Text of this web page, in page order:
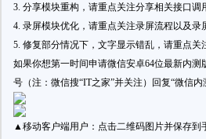
3. 分享模块重构，请重点关注分享相关接口调
4. 录屏模块优化，请重点关注录屏流程以及录
5. 修复部分情况下，文字显示错乱，请重点关
如果你想第一时间申请微信安卓64位最新内测
号（注：微信搜“IT之家”并关注）回复“微信内
▲移动客户端用户：点击二维码图片并保存到